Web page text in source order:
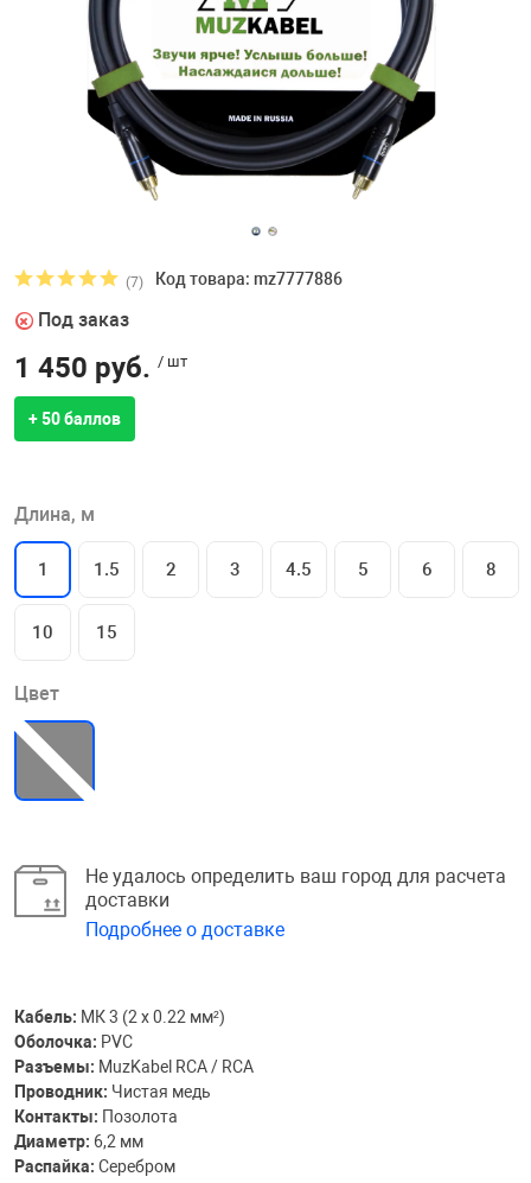
(7) Код товара: mz7777886
Под заказ
1 450 руб. / шт
+ 50 баллов
Длина, м
1 1.5 2 3 4.5 5 6 8
10 15
Цвет
Не удалось определить ваш город для расчета
доставки
Подробнее о доставке
Кабель: МК 3 (2 х 0.22 мм²)
Оболочка: PVC
Разъемы: MuzKabel RCA / RCA
Проводник: Чистая медь
Контакты: Позолота
Диаметр: 6,2 мм
Распайка: Серебром